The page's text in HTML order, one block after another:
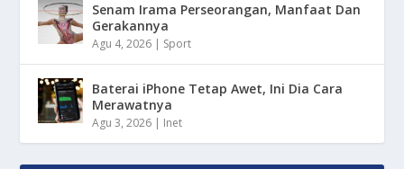
Senam Irama Perseorangan, Manfaat Dan
Gerakannya
Agu 4, 2026 | Sport
Baterai iPhone Tetap Awet, Ini Dia Cara
Merawatnya
Agu 3, 2026 | Inet